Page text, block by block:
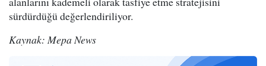
sürdürdüğü değerlendiriliyor.
Kaynak: Mepa News